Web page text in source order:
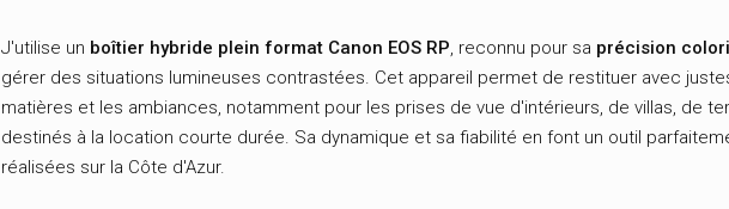
J'utilise un boîtier hybride plein format Canon EOS RP, reconnu pour sa précision
gérer des situations lumineuses contrastées. Cet appareil permet de restituer avec
matières et les ambiances, notamment pour les prises de vue d'intérieurs, de villas, de
destinés à la location courte durée. Sa dynamique et sa fiabilité en font un outil
réalisées sur la Côte d'Azur.